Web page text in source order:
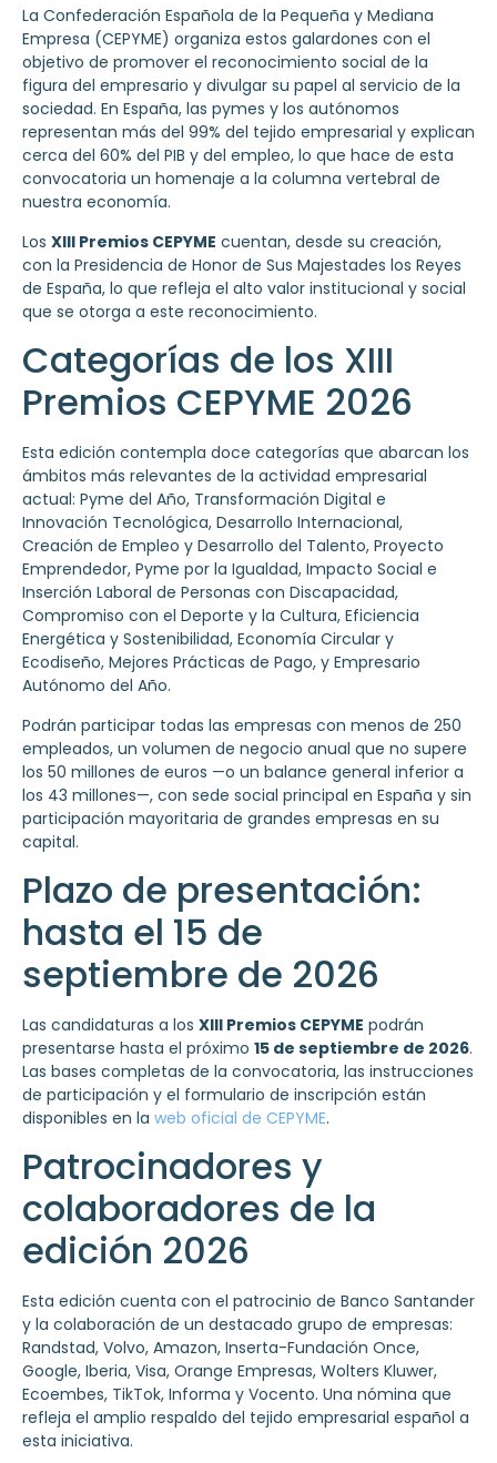
La Confederación Española de la Pequeña y Mediana
Empresa (CEPYME) organiza estos galardones con el
objetivo de promover el reconocimiento social de la
figura del empresario y divulgar su papel al servicio de la
sociedad. En España, las pymes y los autónomos
representan más del 99% del tejido empresarial y explican
cerca del 60% del PIB y del empleo, lo que hace de esta
convocatoria un homenaje a la columna vertebral de
nuestra economía.
Los XIII Premios CEPYME cuentan, desde su creación,
con la Presidencia de Honor de Sus Majestades los Reyes
de España, lo que refleja el alto valor institucional y social
que se otorga a este reconocimiento.
Categorías de los XIII
Premios CEPYME 2026
Esta edición contempla doce categorías que abarcan los
ámbitos más relevantes de la actividad empresarial
actual: Pyme del Año, Transformación Digital e
Innovación Tecnológica, Desarrollo Internacional,
Creación de Empleo y Desarrollo del Talento, Proyecto
Emprendedor, Pyme por la Igualdad, Impacto Social e
Inserción Laboral de Personas con Discapacidad,
Compromiso con el Deporte y la Cultura, Eficiencia
Energética y Sostenibilidad, Economía Circular y
Ecodiseño, Mejores Prácticas de Pago, y Empresario
Autónomo del Año.
Podrán participar todas las empresas con menos de 250
empleados, un volumen de negocio anual que no supere
los 50 millones de euros —o un balance general inferior a
los 43 millones—, con sede social principal en España y sin
participación mayoritaria de grandes empresas en su
capital.
Plazo de presentación:
hasta el 15 de
septiembre de 2026
Las candidaturas a los XIII Premios CEPYME podrán
presentarse hasta el próximo 15 de septiembre de 2026.
Las bases completas de la convocatoria, las instrucciones
de participación y el formulario de inscripción están
disponibles en la web oficial de CEPYME.
Patrocinadores y
colaboradores de la
edición 2026
Esta edición cuenta con el patrocinio de Banco Santander
y la colaboración de un destacado grupo de empresas:
Randstad, Volvo, Amazon, Inserta-Fundación Once,
Google, Iberia, Visa, Orange Empresas, Wolters Kluwer,
Ecoembes, TikTok, Informa y Vocento. Una nómina que
refleja el amplio respaldo del tejido empresarial español a
esta iniciativa.